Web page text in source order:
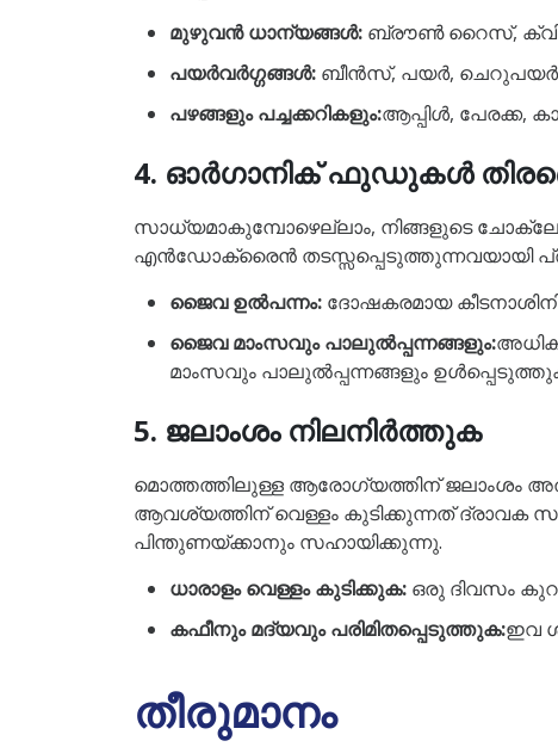
മുഴുവൻ ധാന്യങ്ങൾ: ബ്രൗൺ റൈസ്,
പയർവർഗ്ഗങ്ങൾ: ബീൻസ്, പയർ,
പഴങ്ങളും പച്ചക്കറികളും:ആപ്പിൾ, പേരക്ക,
4. ഓർഗാനിക് ഫുഡുകൾ
സാധ്യമാകുമ്പോഴെല്ലാം, നിങ്ങളുടെ
എൻഡോക്രൈൻ തടസ്സപ്പെടുത്തുന്നവയായി
ജൈവ ഉൽപന്നം: ദോഷകരമായ
ജൈവ മാംസവും പാലുൽപ്പന്നങ്ങളും:
മാംസവും പാലുൽപ്പന്നങ്ങളും
5. ജലാംശം നിലനിർത്തുക
മൊത്തത്തിലുള്ള ആരോഗ്യത്തിന് ജലാംശം
ആവശ്യത്തിന് വെള്ളം കുടിക്കുന്നത് ദ്രാവക
പിന്തുണയ്ക്കാനും സഹായിക്കുന്നു.
ധാരാളം വെള്ളം കുടിക്കുക: ഒരു ദിവസം
കഫീനും മദ്യവും പരിമിതപ്പെടുത്തുക:ഇവ
തീരുമാനം